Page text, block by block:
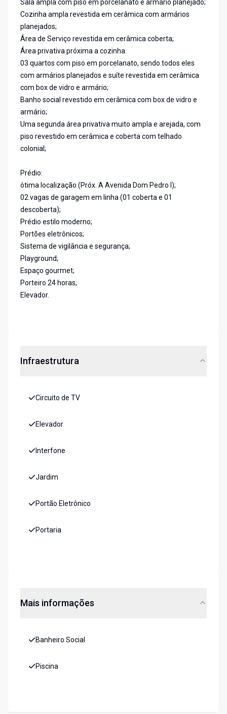
Sala ampla com piso em porcelanato e armário planejado;
Cozinha ampla revestida em cerâmica com armários
planejados;
Área de Serviço revestida em cerâmica coberta;
Área privativa próxima a cozinha.
03 quartos com piso em porcelanato, sendo todos eles
com armários planejados e suíte revestida em cerâmica
com box de vidro e armário;
Banho social revestido em cerâmica com box de vidro e
armário;
Uma segunda área privativa muito ampla e arejada, com
piso revestido em cerâmica e coberta com telhado
colonial;
Prédio:
ótima localização (Próx. A Avenida Dom Pedro I);
02 vagas de garagem em linha (01 coberta e 01
descoberta);
Prédio estilo moderno;
Portões eletrônicos;
Sistema de vigilância e segurança;
Playground;
Espaço gourmet;
Porteiro 24 horas;
Elevador.
Infraestrutura
Circuito de TV
Elevador
Interfone
Jardim
Portão Eletrônico
Portaria
Mais informações
Banheiro Social
Piscina